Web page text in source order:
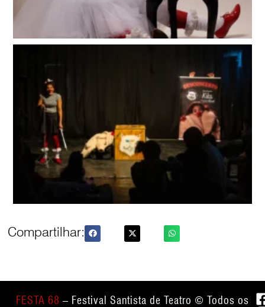
Compartilhar:
FESTA 68 – Festival Santista de Teatro © Todos os